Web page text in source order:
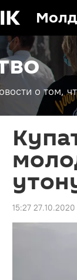
о том,
15:27 27.10.2020